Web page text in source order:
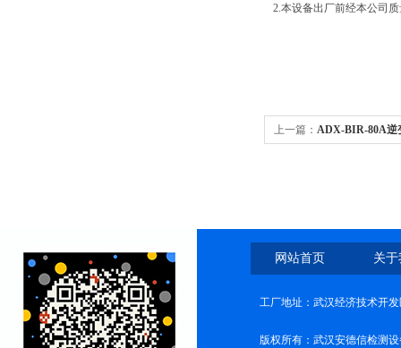
2.本设备出厂前经本公司
上一篇： ADX-BIR-80A逆
网站首页 关
工厂地址：武汉经济技术开
版权所有：武汉安德信检测